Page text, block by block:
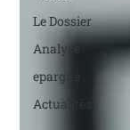
Le Dossier
Analyse
epargne
Actualités